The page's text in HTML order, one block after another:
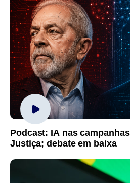
Podcast: IA nas
Justiça; debate em baixa